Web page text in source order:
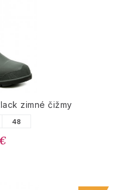
zimné čižmy
48